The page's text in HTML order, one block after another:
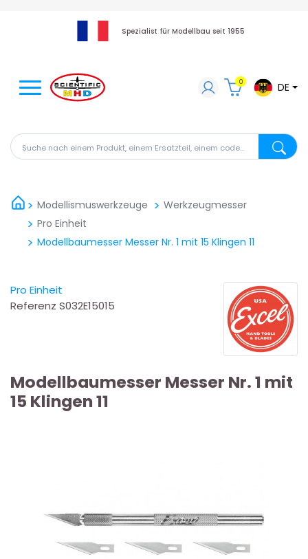
Spezialist für Modellbau seit 1955
Suche nach einem Produkt, einem Ersatzteil, einem
Suche
0 DE
Modellismuswerkzeuge
Werkzeugmesser
Pro Einheit
Modellbaumesser Messer Nr. 1 mit 15 Klingen 11
Pro Einheit
Referenz S032E15015
Modellbaumesser Messer Nr. 1 mit
15 Klingen 11